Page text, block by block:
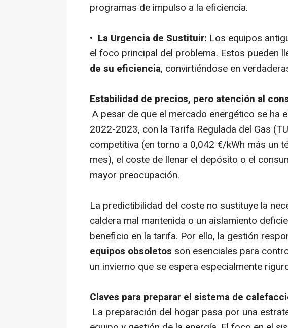
programas de impulso a la eficiencia.
• La Urgencia de Sustituir: Los equipos
el foco principal del problema. Estos pueden
de su eficiencia, convirtiéndose en
Estabilidad de precios, pero atención al
A pesar de que el mercado energético se ha
2022-2023, con la Tarifa Regulada del Gas
competitiva (en torno a 0,042 €/kWh más un
mes), el coste de llenar el depósito o el
mayor preocupación.
La predictibilidad del coste no sustituye la
caldera mal mantenida o un aislamiento
beneficio en la tarifa. Por ello, la gestión
equipos obsoletos son esenciales para
un invierno que se espera especialmente
Claves para preparar el sistema de
La preparación del hogar pasa por una